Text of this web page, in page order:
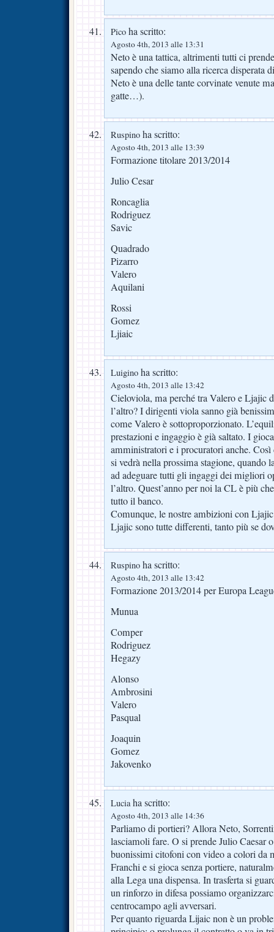
Pico ha scritto:
Agosto 4th, 2013 alle 13:31
Neto è una tattica, altrimenti tutti ci
sapendo che siamo alla ricerca disperata
Neto è una delle tante corvinate venute
gatte…).
Ruspino ha scritto:
Agosto 4th, 2013 alle 13:39
Formazione titolare 2013/2014
Julio Cesar
Roncaglia
Rodriguez
Savic
Quadrado
Pizarro
Valero
Aquilani
Rossi
Gomez
Ljiaic
Luigino ha scritto:
Agosto 4th, 2013 alle 13:42
Cieloviola, ma perché tra Valero e Ljajic
l’altro? I dirigenti viola sanno già
come Valero è sottoproporzionato.
prestazioni e ingaggio è già saltato. I
amministratori e i procuratori anche. Così
si vedrà nella prossima stagione, quando
ad adeguare tutti gli ingaggi dei migliori
l’altro. Quest’anno per noi la CL è più
tutto il banco.
Comunque, le nostre ambizioni con Ljajic
Ljajic sono tutte differenti, tanto più se
Ruspino ha scritto:
Agosto 4th, 2013 alle 13:42
Formazione 2013/2014 per Europa
Munua
Comper
Rodriguez
Hegazy
Alonso
Ambrosini
Valero
Pasqual
Joaquin
Gomez
Jakovenko
Luciaha scritto:
Agosto 4th, 2013 alle 14:36
Parliamo di portieri? Allora Neto,
lasciamoli fare. O si prende Julio Caesar
buonissimi citofoni con video a colori da
Franchi e si gioca senza portiere,
alla Lega una dispensa. In trasferta si
un rinforzo in difesa possiamo
centrocampo agli avversari.
Per quanto riguarda Lijaic non è un